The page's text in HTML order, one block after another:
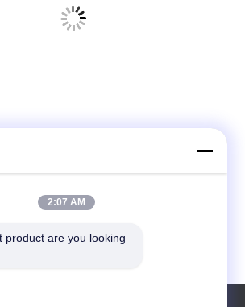
2:07 AM
product are you looking